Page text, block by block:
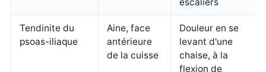
Tendinite du
psoas-iliaque
Aine, face
antérieure
de la cuisse
Douleur en se
levant d'une
chaise, à la
flexion de